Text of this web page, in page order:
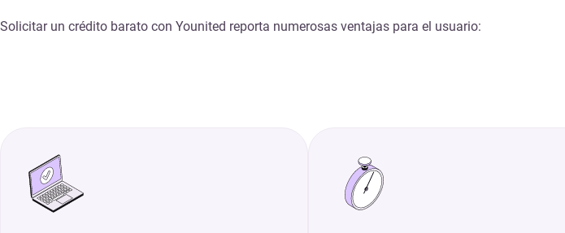
Solicitar un crédito barato con Younited reporta numerosas ventajas para el usuario: